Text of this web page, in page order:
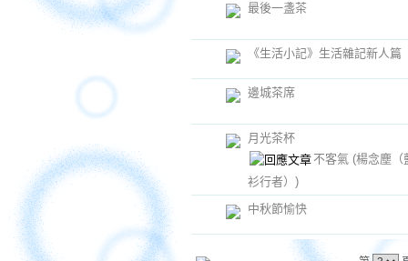
最後一盞茶
《生活小記》生活雜記新人篇
邊城茶席
月光茶杯
不客氣 (楊念塵（
衫行者）)
中秋節愉快